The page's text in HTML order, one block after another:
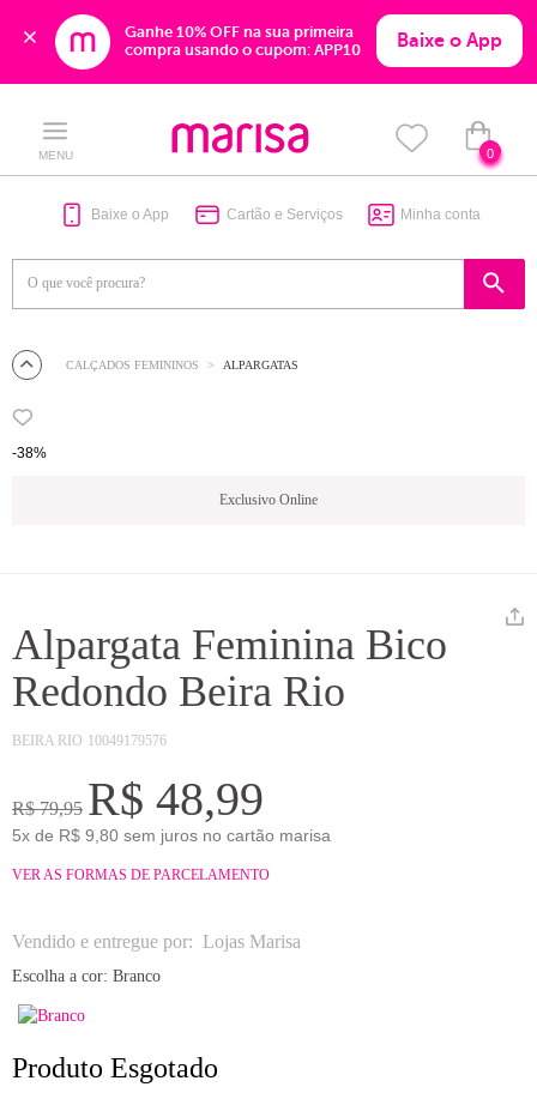
Ganhe 10% OFF na sua primeira
compra usando o cupom: APP10
Baixe o App
content
navigation
MENU 0
Baixe o App Cartão e Serviços Minha conta
CALÇADOS FEMININOS ALPARGATAS
-38%
Exclusivo Online
Alpargata Feminina Bico
Redondo Beira Rio
BEIRA RIO 10049179576
R$ 79,95 R$ 48,99
5x de R$ 9,80 sem juros no cartão marisa
VER AS FORMAS DE PARCELAMENTO
Vendido e entregue por: Lojas Marisa
Escolha a cor: Branco
Produto Esgotado